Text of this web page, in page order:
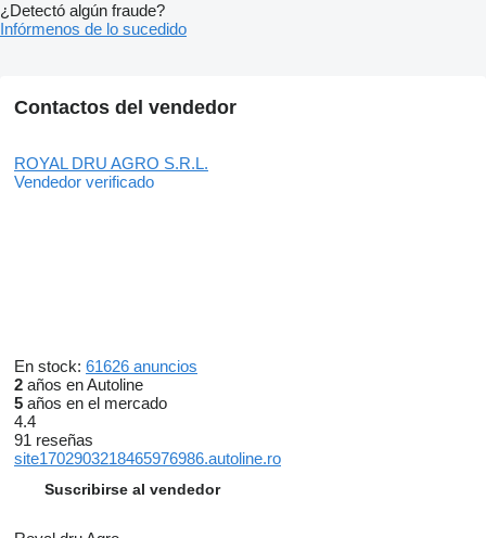
¿Detectó algún fraude?
Infórmenos de lo sucedido
Contactos del vendedor
ROYAL DRU AGRO S.R.L.
Vendedor verificado
En stock: 61626 anuncios
2 años en Autoline
5 años en el mercado
4.4
91 reseñas
site1702903218465976986.autoline.ro
Suscribirse al vendedor